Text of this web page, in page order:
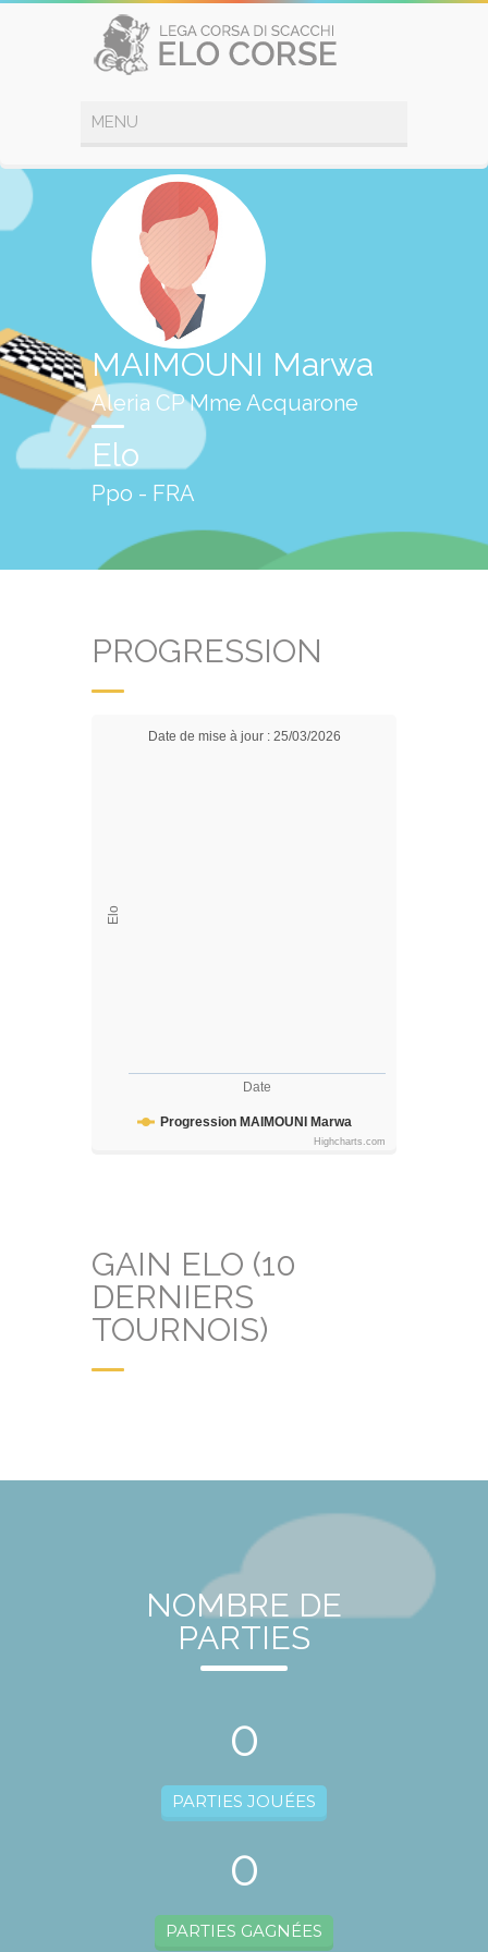
MAIMOUNI Marwa
Aleria CP Mme Acquarone
Elo
Ppo - FRA
PROGRESSION
Date
Elo
Date de mise à jour : 25/03/2026
Progression MAIMOUNI Marwa
Highcharts.com
GAIN ELO (10
DERNIERS
TOURNOIS)
NOMBRE DE
PARTIES
0
PARTIES JOUÉES
0
PARTIES GAGNÉES